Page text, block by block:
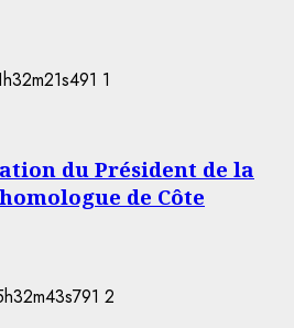
1
du Président de la
de Côte
2